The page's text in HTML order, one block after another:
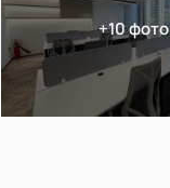
+10 фото